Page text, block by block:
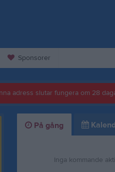
Sponsorer
adress slutar fungera om 28
På gång
Inga kommande